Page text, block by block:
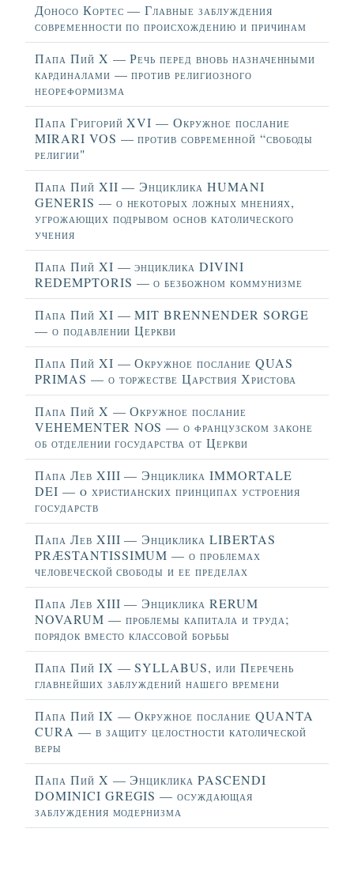
Доносо Кортес — Главные заблуждения
современности по происхождению и причинам
Папа Пий X — Речь перед вновь назначенными
кардиналами — против религиозного
неореформизма
Папа Григорий XVI — Окружное послание
MIRARI VOS — против современной “свободы
религии"
Папа Пий XII — Энциклика HUMANI
GENERIS — о некоторых ложных мнениях,
угрожающих подрывом основ католического
учения
Папа Пий XI — энциклика DIVINI
REDEMPTORIS — о безбожном коммунизме
Папа Пий XI — MIT BRENNENDER SORGE
— о подавлении Церкви
Папа Пий XI — Окружное послание QUAS
PRIMAS — о торжестве Царствия Христова
Папа Пий X — Окружное послание
VEHEMENTER NOS — о французском законе
об отделении государства от Церкви
Папа Лев XIII — Энциклика IMMORTALE
DEI — o христианских принципах устроения
государств
Папа Лев XIII — Энциклика LIBERTAS
PRÆSTANTISSIMUM — о проблемах
человеческой свободы и ее пределах
Папа Лев XIII — Энциклика RERUM
NOVARUM — проблемы капитала и труда;
порядок вместо классовой борьбы
Папа Пий IX — SYLLABUS, или Перечень
главнейших заблуждений нашего времени
Папа Пий IX — Окружное послание QUANTA
CURA — в защиту целостности католической
веры
Папа Пий X — Энциклика PASCENDI
DOMINICI GREGIS — осуждающая
заблуждения модернизма